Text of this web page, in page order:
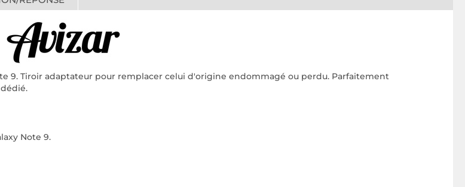
9. Tiroir adaptateur pour remplacer celui d'origine endommagé ou perdu. Parfaitement
Note 9.